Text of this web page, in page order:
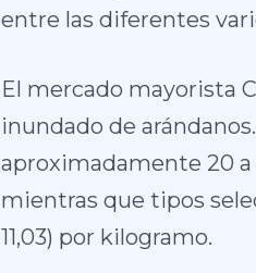
entre las diferentes
El mercado mayorista
inundado de
aproximadamente 20 a
mientras que tipos
11,03) por kilogramo.